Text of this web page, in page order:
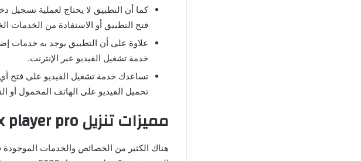
كما أن التطبيق لا يحتاج لعملية تسجيل
فتح التطبيق أو الاستفادة من الخدمات
علاوة على أن التطبيق يوجد به خدمات
خدمة تشغيل الفيديو عبر الإنترنت.
تساعدك خدمة تشغيل الفيديو على فتح
تحميل الفيديو على الهاتف المحمول أو
مميزات تنزيلplayer pro
هناك الكثير من الخصائص والخدمات